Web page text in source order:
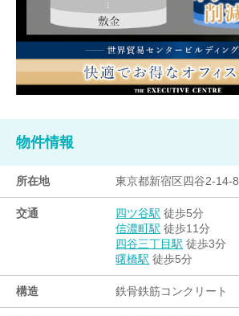
物件情報
所在地 東京都新宿区四谷2-14-8
交通 四ツ谷駅 徒歩5分
信濃町駅 徒歩11分
四谷三丁目駅 徒歩3分
曙橋駅 徒歩5分
構造 鉄骨鉄筋コンクリート